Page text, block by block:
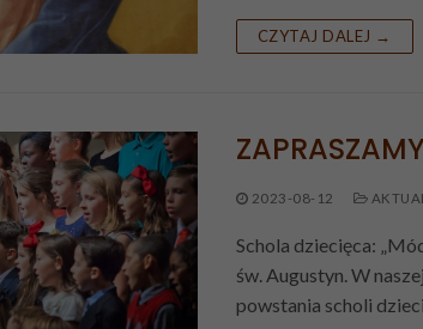
Namaszczenie chorychCZYTAJ DALEJ →
2023-08-12
Schola dziecięca:
św. Augustyn. W
powstania scholi